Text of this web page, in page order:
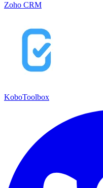
Zoho CRM
KoboToolbox